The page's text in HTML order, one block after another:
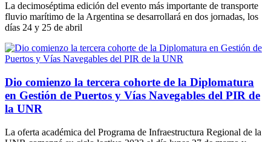
La decimoséptima edición del evento más importante de transporte
fluvio marítimo de la Argentina se desarrollará en dos jornadas, los
días 24 y 25 de abril
Dio comienzo la tercera cohorte de la Diplomatura
en Gestión de Puertos y Vías Navegables del PIR de
la UNR
La oferta académica del Programa de Infraestructura Regional de la